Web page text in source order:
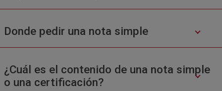
Donde pedir una nota simple
¿Cuál es el contenido de una nota simple
o una certificación?